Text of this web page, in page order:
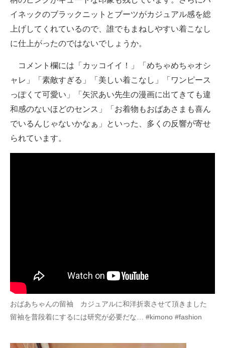
イネックのブラックニットとブーツがカジュアル感を総
上げしてくれているので、誰でもまねしやすい着こなし
に仕上がったのではないでしょうか。
コメント欄には「カッコイイ！」「めちゃめちゃオシ
ャレ」「素敵すぎる」「美しい着こなし」「ワンピース
っぽくて可愛い」「矢沢あい先生の漫画に出てきても違
和感のないほどのセンス」「お着物もおばあさまも喜ん
でいるんじゃないかなぁ」といった、多くの反響が寄せ
られています。
おばあちゃんの留袖 カジュアルに和洋折衷させて頂きました
留袖を普段着にするには研究が必要だな… #kimono #fashion